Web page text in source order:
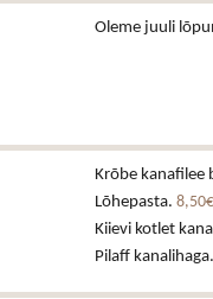
Oleme juuli
Krõbe kanafilee
Lõhepasta. 8,50€
Kiievi kotlet
Pilaff kanalihaga.